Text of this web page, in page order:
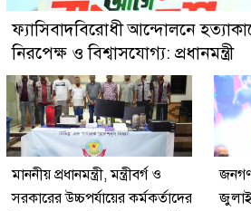
ফ্যাসিবাদবিরোধী আন্দোলনে
নিরপেক্ষ ও বিশ্বাসযোগ্য: প্রধানমন্ত্রী
মাননীয় প্রধানমন্ত্রী, মন্ত্রীবর্গ ও
সরকারের উচ্চপর্যায়ের কর্মকর্তাদের
জনগণ